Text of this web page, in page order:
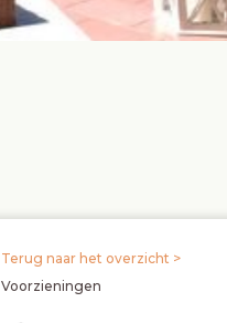
Terug naar het overzicht >
Voorzieningen